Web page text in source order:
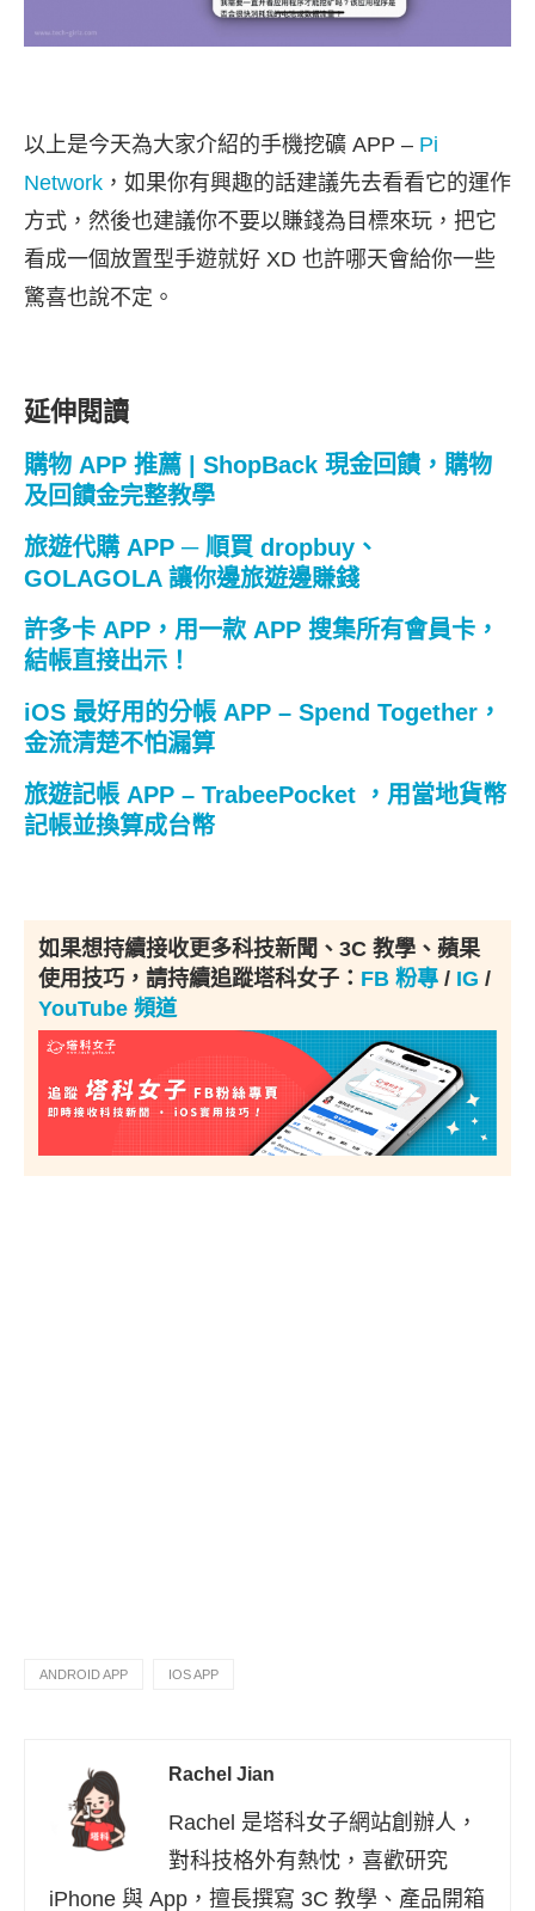
以上是今天為大家介紹的手機挖礦 APP – Pi
Network ，如果你有興趣的話建議先去看看它的運作
方式，然後也建議你不要以賺錢為目標來玩，把它
看成一個放置型手遊就好 XD 也許哪天會給你一些
驚喜也說不定。
延伸閱讀
購物 APP 推薦 | ShopBack 現金回饋，購物
及回饋金完整教學
旅遊代購 APP ─ 順買 dropbuy、
GOLAGOLA 讓你邊旅遊邊賺錢
許多卡 APP，用一款 APP 搜集所有會員卡，
結帳直接出示！
iOS 最好用的分帳 APP – Spend Together，
金流清楚不怕漏算
旅遊記帳 APP – TrabeePocket ，用當地貨幣
記帳並換算成台幣
如果想持續接收更多科技新聞、3C 教學、蘋果
使用技巧，請持續追蹤塔科女子： FB 粉專 / IG /
YouTube 頻道
ANDROID APP IOS APP
Rachel Jian
Rachel 是塔科女子網站創辦人，
對科技格外有熱忱，喜歡研究
iPhone 與 App，擅長撰寫 3C 教學、產品開箱